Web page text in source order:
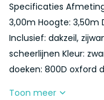
Specificaties
3,00m Hoogte:
Inclusief: dakzeil,
scheerlijnen Kleur:
doeken: 800D oxford
Toon meer